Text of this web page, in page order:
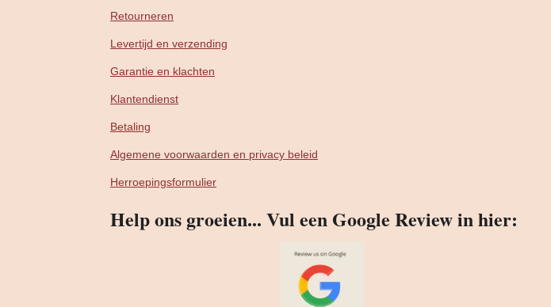
Retourneren
Levertijd en verzending
Garantie en klachten
Klantendienst
Betaling
Algemene voorwaarden en privacy beleid
Herroepingsformulier
Help ons groeien... Vul een Google Review in hier: